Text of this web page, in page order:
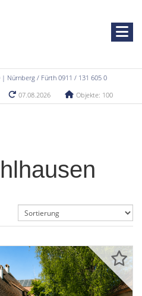
| Nürnberg / Fürth 0911 / 131 605 0
07.08.2026 Objekte: 100